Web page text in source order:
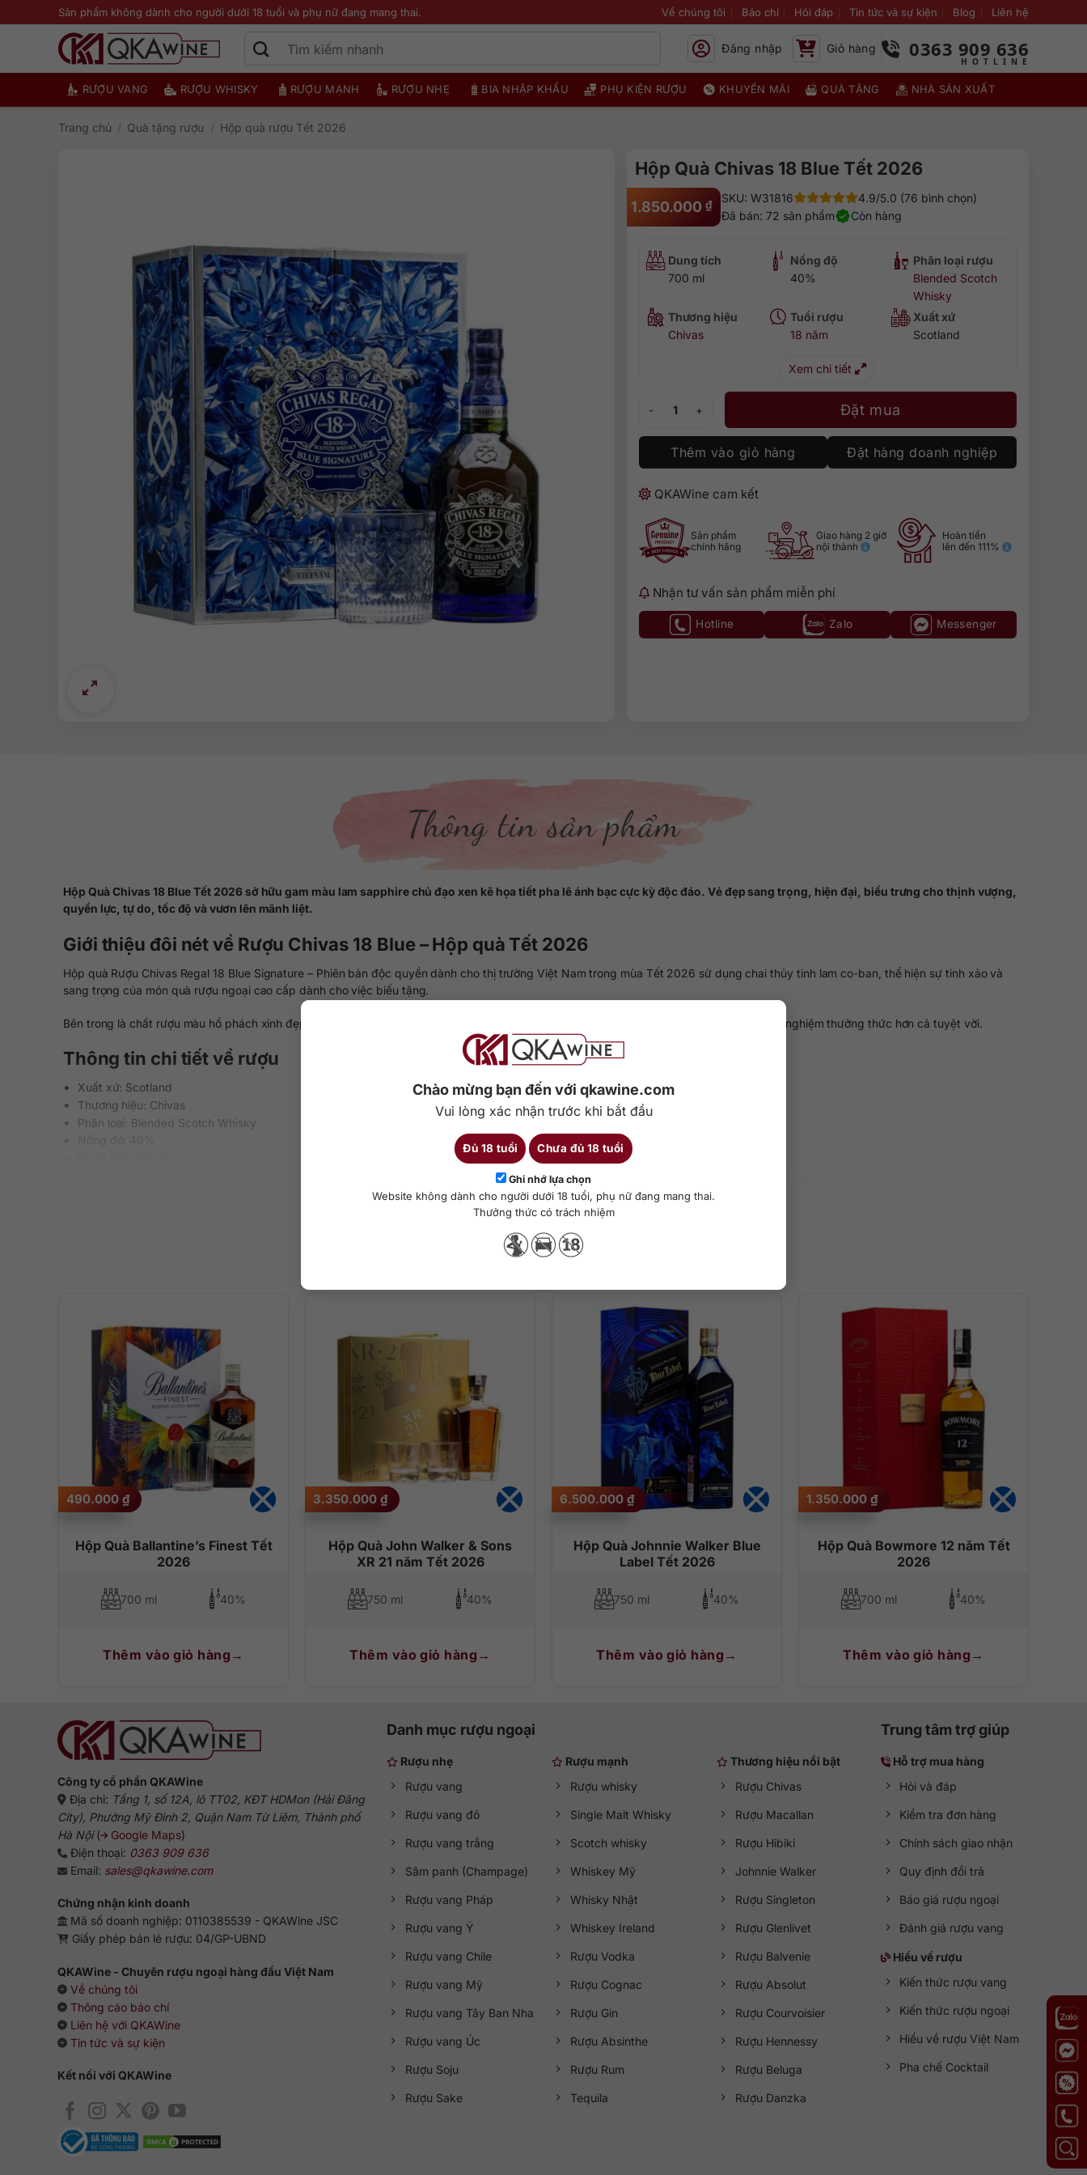
Chào mừng bạn đến với qkawine.com
Vui lòng xác nhận trước khi bắt đầu
Đủ 18 tuổi Chưa đủ 18 tuổi
Ghi nhớ lựa chọn
Website không dành cho người dưới 18 tuổi, phụ nữ đang mang thai.
Thưởng thức có trách nhiệm
qua
Sản phẩm không dành cho người dưới 18 tuổi và phụ nữ đang mang thai. Về chúng tôi Báo chí Hỏi đáp Tin tức và sự kiện Blog Liên hệ
Đăng nhập Giỏ hàng 0363 909 636
RƯỢU VANG RƯỢU WHISKY RƯỢU MẠNH RƯỢU NHẸ BIA NHẬP KHẨU PHỤ KIỆN RƯỢU KHUYẾN MÃI QUÀ TẶNG NHÀ SẢN XUẤT
Trang chủ / Quà tặng rượu / Hộp quà rượu Tết 2026
Hộp Quà Chivas 18 Blue Tết 2026
1.850.000 ₫ SKU: W31816
4.9/5.0 (76 bình chọn)
Đã bán: 72 sản phẩm
Còn hàng
Dung tích
700 ml
Nồng độ
40%
Phân loại rượu
Blended Scotch
Whisky
Thương hiệu
Chivas
Tuổi rượu
18 năm
Xuất xứ
Scotland
Xem chi tiết
Hộp Quà Chivas 18 Blue Tết 2026 số lượngĐặt mua
Thêm vào giỏ hàng Đặt hàng doanh nghiệp
QKAWine cam kết
Sản phẩm
chính hãng
Giao hàng 2 giờ
nội thành
Hoàn tiền
lên đến 111%
Nhận tư vấn sản phẩm miễn phí
Hotline Zalo Messenger
Thông tin sản phẩm
Hộp Quà Chivas 18 Blue Tết 2026 sở hữu gam màu lam sapphire chủ đạo xen kẽ họa tiết pha lê ánh bạc cực kỳ độc đáo. Vẻ đẹp sang trọng, hiện đại, biểu trưng cho thịnh vượng,
quyền lực, tự do, tốc độ và vươn lên mãnh liệt.
Giới thiệu đôi nét về Rượu Chivas 18 Blue – Hộp quà Tết 2026
Hộp quà Rượu Chivas Regal 18 Blue Signature – Phiên bản độc quyền dành cho thị trường Việt Nam trong mùa Tết 2026 sử dụng chai thủy tinh lam co-ban, thể hiện sự tinh xảo và
sang trọng của món quà rượu ngoại cao cấp dành cho việc biếu tặng.
Bên trong là chất rượu màu hổ phách xinh đẹp với sự pha trộn của hơn 85 dòng whisky hảo hạng nhất ở Soctland, hứa hẹn mang đến trải nghiệm thưởng thức hơn cả tuyệt vời.
Thông tin chi tiết về rượu
Xuất xứ: Scotland
Thương hiệu: Chivas
Phân loại: Blended Scotch Whisky
Hương thơm ấn tượng với sự kết hợp của socola đen đắng nhẹ, chút cam khô, mật ong thanh tao cùng một chút hạnh nhân nướng béo giòn.
Vị rượu đậm đà với gợi ý của mật ong, kẹo bơ cứng và trái cây sấy khô.
Kết thúc với hương khói thoảng qua vô cùng vấn vương hòa quyện cùng ca cao ngọt ngào.
Chi tiết
Sản phẩm tương tự
Hộp Quà Ballantine’s Finest Tết
2026
490.000 ₫
700 ml 40%
Thêm vào giỏ hàng
Hộp Quà John Walker & Sons
XR 21 năm Tết 2026
3.350.000 ₫
750 ml 40%
Thêm vào giỏ hàng
Hộp Quà Johnnie Walker Blue
Label Tết 2026
6.500.000 ₫
750 ml 40%
Thêm vào giỏ hàng
Hộp Quà Bowmore 12 năm Tết
2026
1.350.000 ₫
700 ml 40%
Thêm vào giỏ hàng
Công ty cổ phần QKAWine
Địa chỉ: Tầng 1, số 12A, lô TT02, KĐT HDMon (Hải Đăng
City), Phường Mỹ Đình 2, Quận Nam Từ Liêm, Thành phố
Hà Nội( Google Maps)
Điện thoại: 0363 909 636
Email: sales@qkawine.com
Chứng nhận kinh doanh
Mã số doanh nghiệp: 0110385539 - QKAWine JSC
Giấy phép bán lẻ rượu: 04/GP-UBND
QKAWine - Chuyên rượu ngoại hàng đầu Việt Nam
Về chúng tôi
Thông cáo báo chí
Liên hệ với QKAWine
Tin tức và sự kiện
Kết nối với QKAWine
Danh mục rượu ngoại
Rượu nhẹ
Rượu vang
Rượu vang đỏ
Rượu vang trắng
Sâm panh (Champage)
Rượu vang Pháp
Rượu vang Ý
Rượu vang Chile
Rượu vang Mỹ
Rượu vang Tây Ban Nha
Rượu vang Úc
Rượu Soju
Rượu Sake
Rượu mạnh
Rượu whisky
Single Malt Whisky
Scotch whisky
Whiskey Mỹ
Whisky Nhật
Whiskey Ireland
Rượu Vodka
Rượu Cognac
Rượu Gin
Rượu Absinthe
Rượu Rum
Tequila
Thương hiệu nổi bật
Rượu Chivas
Rượu Macallan
Rượu Hibiki
Johnnie Walker
Rượu Singleton
Rượu Glenlivet
Rượu Balvenie
Rượu Absolut
Rượu Courvoisier
Rượu Hennessy
Rượu Beluga
Rượu Danzka
Trung tâm trợ giúp
Hỗ trợ mua hàng
Hỏi và đáp
Kiểm tra đơn hàng
Chính sách giao nhận
Quy định đổi trả
Báo giá rượu ngoại
Đánh giá rượu vang
Hiểu về rượu
Kiến thức rượu vang
Kiến thức rượu ngoại
Hiểu về rượu Việt Nam
Pha chế Cocktail